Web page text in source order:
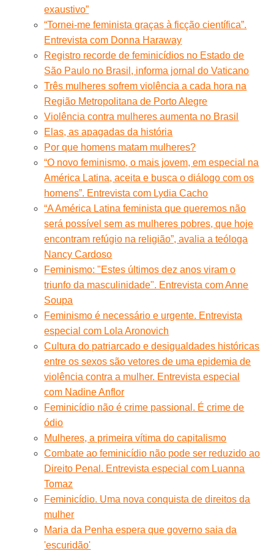
exaustivo”
“Tornei-me feminista graças à ficção científica”.
Entrevista com Donna Haraway
Registro recorde de feminicídios no Estado de
São Paulo no Brasil, informa jornal do Vaticano
Três mulheres sofrem violência a cada hora na
Região Metropolitana de Porto Alegre
Violência contra mulheres aumenta no Brasil
Elas, as apagadas da história
Por que homens matam mulheres?
“O novo feminismo, o mais jovem, em especial na
América Latina, aceita e busca o diálogo com os
homens”. Entrevista com Lydia Cacho
“A América Latina feminista que queremos não
será possível sem as mulheres pobres, que hoje
encontram refúgio na religião”, avalia a teóloga
Nancy Cardoso
Feminismo: "Estes últimos dez anos viram o
triunfo da masculinidade". Entrevista com Anne
Soupa
Feminismo é necessário e urgente. Entrevista
especial com Lola Aronovich
Cultura do patriarcado e desigualdades históricas
entre os sexos são vetores de uma epidemia de
violência contra a mulher. Entrevista especial
com Nadine Anflor
Feminicídio não é crime passional. É crime de
ódio
Mulheres, a primeira vítima do capitalismo
Combate ao feminicídio não pode ser reduzido ao
Direito Penal. Entrevista especial com Luanna
Tomaz
Feminicídio. Uma nova conquista de direitos da
mulher
Maria da Penha espera que governo saia da
'escuridão'